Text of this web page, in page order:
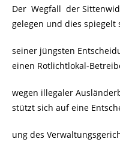
Der Wegfall der
gelegen und dies spiegelt
seiner jüngsten
einen Rotlichtlokal-
wegen illegaler
stützt sich auf eine
ung des